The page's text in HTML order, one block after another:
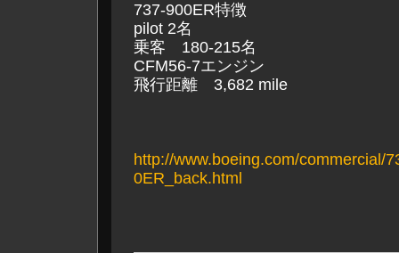
737-900ER特徴
pilot 2名
乗客 180-215名
CFM56-7エンジン
飛行距離 3,682 mile
http://www.boeing.com/commercial/
0ER_back.html